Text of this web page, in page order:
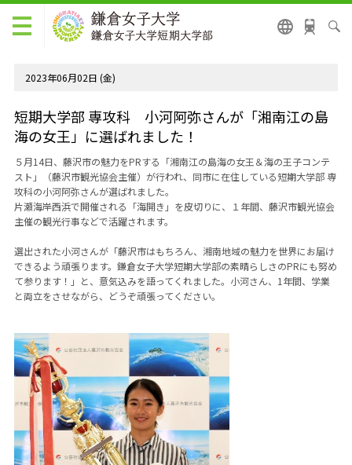
2023年06月02日 (金)
短期大学部 専攻科 小河阿弥さんが「湘南江の島
海の女王」に選ばれました！
５月14日、藤沢市の魅力をPRする「湘南江の島海の女王＆海の王子コンテ
スト」（藤沢市観光協会主催）が行われ、同市に在住している短期大学部 専
攻科の小河阿弥さんが選ばれました。
片瀬海岸西浜で開催される「海開き」を皮切りに、１年間、藤沢市観光協会
主催の観光行事などで活躍されます。
選出された小河さんが「藤沢市はもちろん、湘南地域の魅力を世界にお届け
できるよう頑張ります。鎌倉女子大学短期大学部の素晴らしさのPRにも努め
て参ります！」と、意気込みを語ってくれました。小河さん、 1 年間、学業
と両立をさせながら、どうぞ頑張ってください。